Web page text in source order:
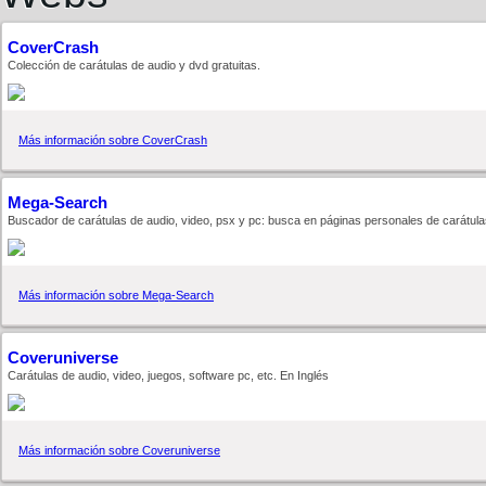
CoverCrash
Colección de carátulas de audio y dvd gratuitas.
Más información sobre CoverCrash
Mega-Search
Buscador de carátulas de audio, video, psx y pc: busca en páginas personales de
Más información sobre Mega-Search
Coveruniverse
Carátulas de audio, video, juegos, software pc, etc. En Inglés
Más información sobre Coveruniverse